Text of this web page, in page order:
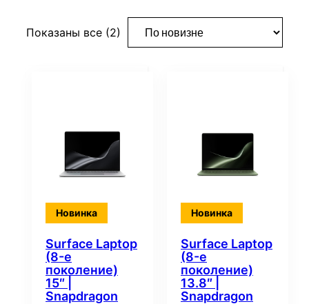
Показаны все (2) Сортировка:
самые
Новинка
Surface Laptop
(8-е
поколение)
15″ |
Snapdragon
Новинка
Surface Laptop
(8-е
поколение)
13.8″ |
Snapdragon